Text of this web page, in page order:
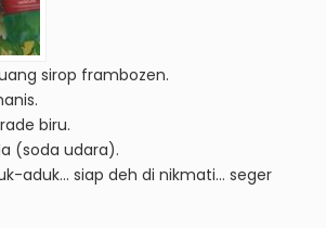
sirop frambozen.
biru.
(soda udara).
aduk… siap deh di nikmati… seger